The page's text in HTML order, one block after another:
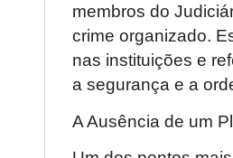
membros do
crime organizado.
nas instituições e
a segurança e a
A Ausência de um